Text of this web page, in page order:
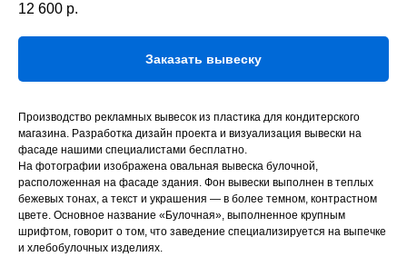
12 600 р.
Заказать вывеску
Производство рекламных вывесок из пластика для кондитерского
магазина. Разработка дизайн проекта и визуализация вывески на
фасаде нашими специалистами бесплатно.
На фотографии изображена овальная вывеска булочной,
расположенная на фасаде здания. Фон вывески выполнен в теплых
бежевых тонах, а текст и украшения — в более темном, контрастном
цвете. Основное название «Булочная», выполненное крупным
шрифтом, говорит о том, что заведение специализируется на выпечке
и хлебобулочных изделиях.